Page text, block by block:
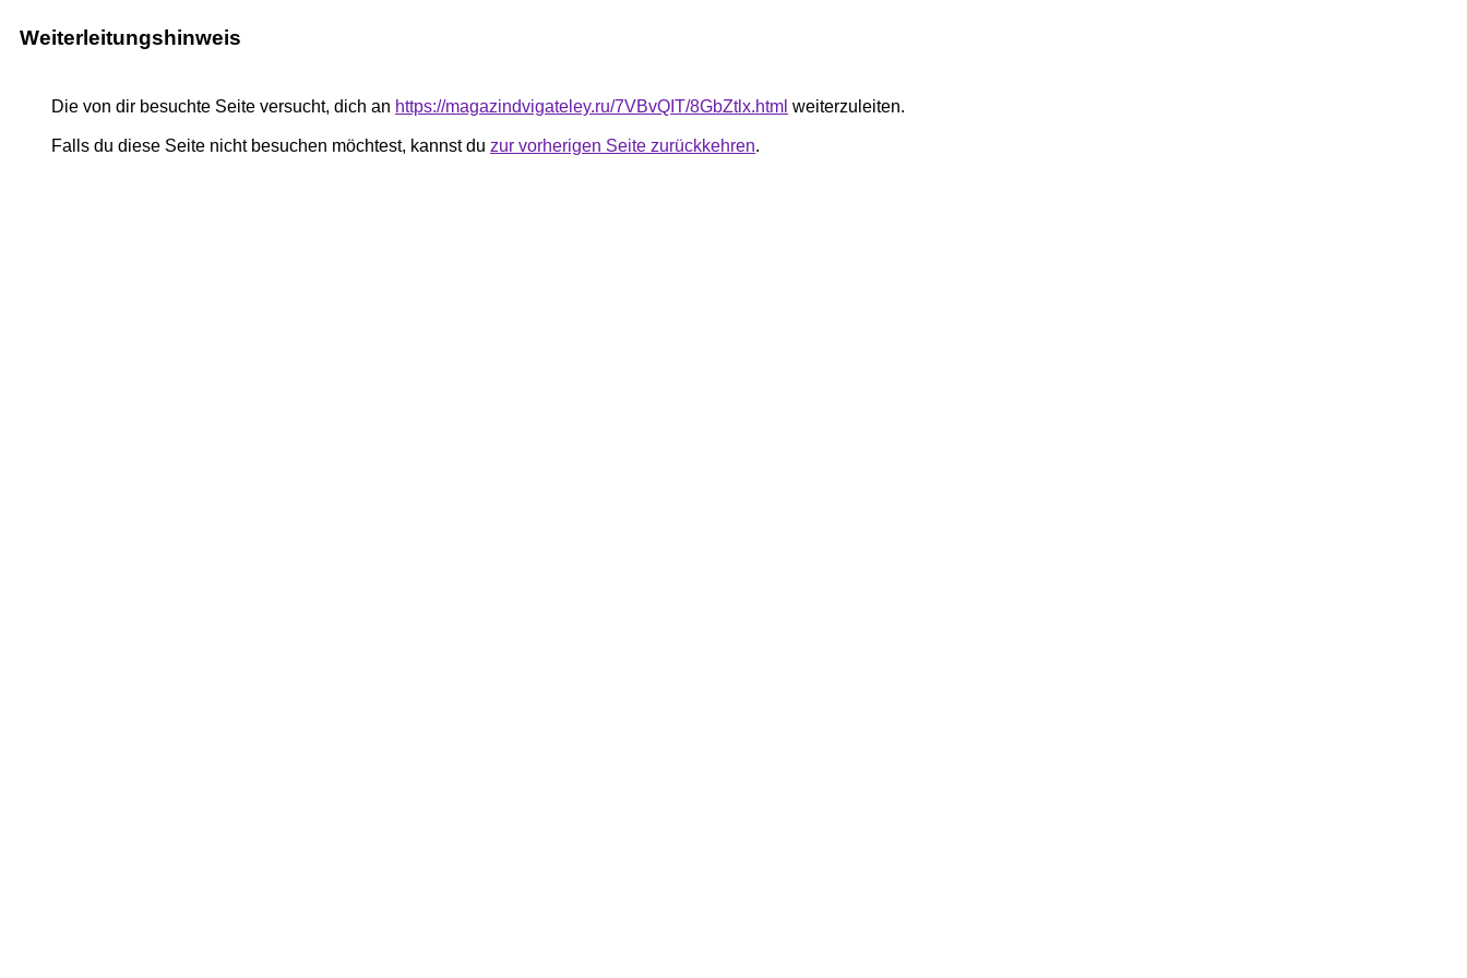
Weiterleitungshinweis
Die von dir besuchte Seite versucht, dich an https://magazindvigateley.ru/7VBvQIT/8GbZtlx.html weiterzuleiten.
Falls du diese Seite nicht besuchen möchtest, kannst du zur vorherigen Seite zurückkehren.